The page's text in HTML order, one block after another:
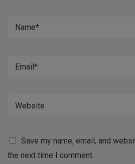
Save my name, email, and
the next time I comment.